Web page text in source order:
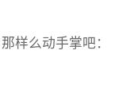
样么动手掌吧：